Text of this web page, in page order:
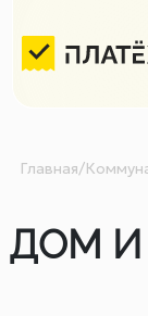
Главная/
ДОМ